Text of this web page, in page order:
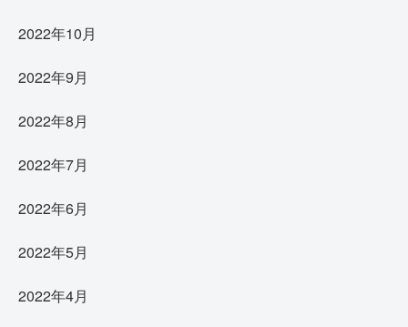
2022年10月
2022年9月
2022年8月
2022年7月
2022年6月
2022年5月
2022年4月